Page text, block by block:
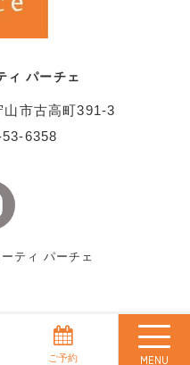
ご予約 MENU
ィ パーチェ
市古高町391-3
6358
ティ パーチェ